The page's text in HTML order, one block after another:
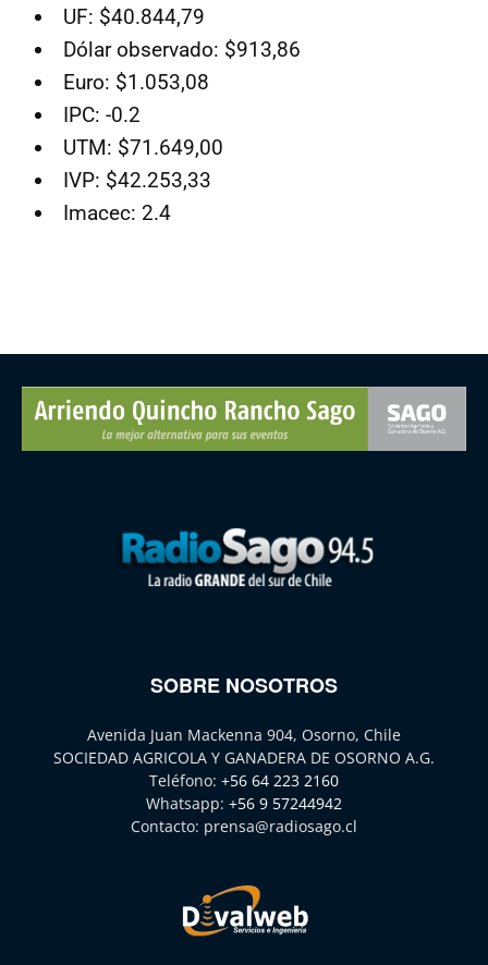
UF: $40.844,79
Dólar observado: $913,86
Euro: $1.053,08
IPC: -0.2
UTM: $71.649,00
IVP: $42.253,33
Imacec: 2.4
SOBRE NOSOTROS
Avenida Juan Mackenna 904, Osorno, Chile
SOCIEDAD AGRICOLA Y GANADERA DE OSORNO A.G.
Teléfono: +56 64 223 2160
Whatsapp: +56 9 57244942
Contacto: prensa@radiosago.cl